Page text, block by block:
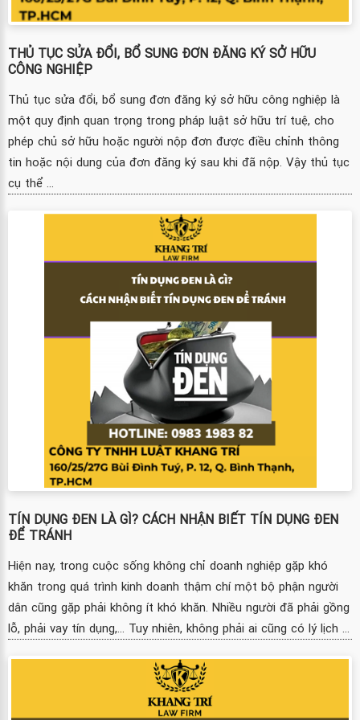
THỦ TỤC SỬA ĐỔI, BỔ SUNG ĐƠN ĐĂNG KÝ SỞ HỮU
CÔNG NGHIỆP
Thủ tục sửa đổi, bổ sung đơn đăng ký sở hữu công nghiệp là
một quy định quan trọng trong pháp luật sở hữu trí tuệ, cho
phép chủ sở hữu hoặc người nộp đơn được điều chỉnh thông
tin hoặc nội dung của đơn đăng ký sau khi đã nộp. Vậy thủ tục
cụ thể ...
TÍN DỤNG ĐEN LÀ GÌ? CÁCH NHẬN BIẾT TÍN DỤNG ĐEN
ĐỂ TRÁNH
Hiện nay, trong cuộc sống không chỉ doanh nghiệp gặp khó
khăn trong quá trình kinh doanh thậm chí một bộ phận người
dân cũng gặp phải không ít khó khăn. Nhiều người đã phải gồng
lỗ, phải vay tín dụng,... Tuy nhiên, không phải ai cũng có lý lịch ...